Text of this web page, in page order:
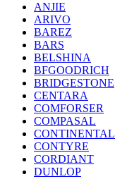
ANJIE
ARIVO
BAREZ
BARS
BELSHINA
BFGOODRICH
BRIDGESTONE
CENTARA
COMFORSER
COMPASAL
CONTINENTAL
CONTYRE
CORDIANT
DUNLOP